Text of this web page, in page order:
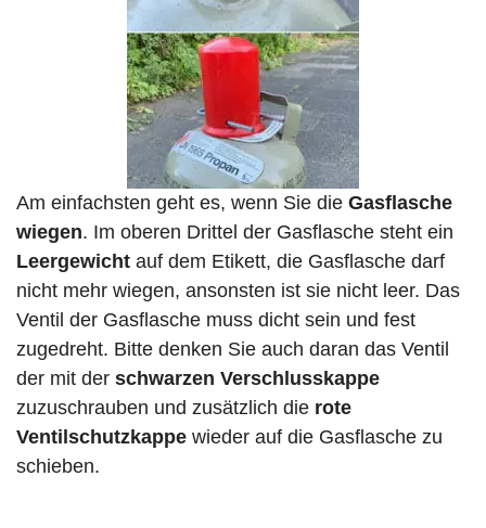
Am einfachsten geht es, wenn Sie die Gasflasche
wiegen. Im oberen Drittel der Gasflasche steht ein
Leergewicht auf dem Etikett, die Gasflasche darf
nicht mehr wiegen, ansonsten ist sie nicht leer. Das
Ventil der Gasflasche muss dicht sein und fest
zugedreht. Bitte denken Sie auch daran das Ventil
der mit der schwarzen Verschlusskappe
zuzuschrauben und zusätzlich die rote
Ventilschutzkappe wieder auf die Gasflasche zu
schieben.